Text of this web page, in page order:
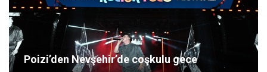
Poizi’den Nevşehir’de coşkulu gece